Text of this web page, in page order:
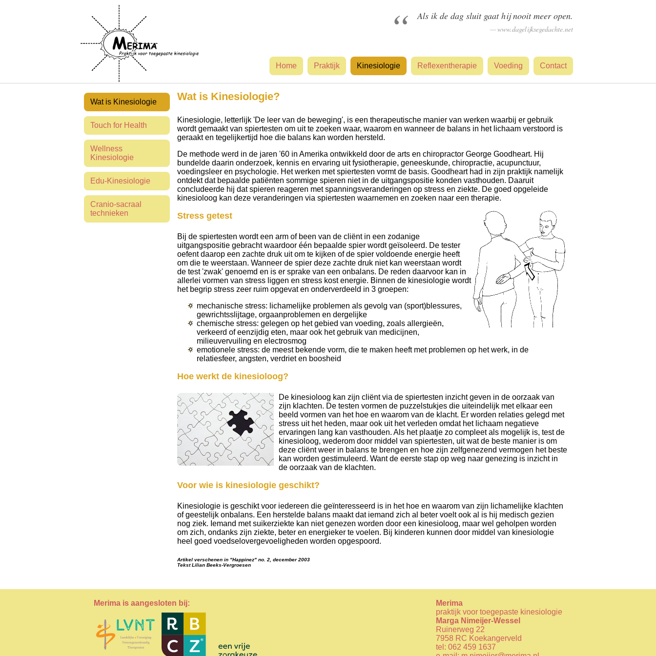
Als ik de dag sluit gaat hij nooit meer open.
www.dagelijksegedachte.net
Home Praktijk Kinesiologie Reflexentherapie Voeding Contact
Wat is Kinesiologie
Touch for Health
Wellness
Kinesiologie
Edu-Kinesiologie
Cranio-sacraal
technieken
Wat is Kinesiologie?
Kinesiologie, letterlijk 'De leer van de beweging', is een therapeutische manier van werken waarbij er gebruik
wordt gemaakt van spiertesten om uit te zoeken waar, waarom en wanneer de balans in het lichaam verstoord is
geraakt en tegelijkertijd hoe die balans kan worden hersteld.
De methode werd in de jaren '60 in Amerika ontwikkeld door de arts en chiropractor George Goodheart. Hij
bundelde daarin onderzoek, kennis en ervaring uit fysiotherapie, geneeskunde, chiropractie, acupunctuur,
voedingsleer en psychologie. Het werken met spiertesten vormt de basis. Goodheart had in zijn praktijk namelijk
ontdekt dat bepaalde patiënten sommige spieren niet in de uitgangspositie konden vasthouden. Daaruit
concludeerde hij dat spieren reageren met spanningsveranderingen op stress en ziekte. De goed opgeleide
kinesioloog kan deze veranderingen via spiertesten waarnemen en zoeken naar een therapie.
Stress getest
Bij de spiertesten wordt een arm of been van de cliënt in een zodanige
uitgangspositie gebracht waardoor één bepaalde spier wordt geïsoleerd. De tester
oefent daarop een zachte druk uit om te kijken of de spier voldoende energie heeft
om die te weerstaan. Wanneer de spier deze zachte druk niet kan weerstaan wordt
de test 'zwak' genoemd en is er sprake van een onbalans. De reden daarvoor kan in
allerlei vormen van stress liggen en stress kost energie. Binnen de kinesiologie wordt
het begrip stress zeer ruim opgevat en onderverdeeld in 3 groepen:
mechanische stress: lichamelijke problemen als gevolg van (sport)blessures,
gewrichtsslijtage, orgaanproblemen en dergelijke
chemische stress: gelegen op het gebied van voeding, zoals allergieën,
verkeerd of eenzijdig eten, maar ook het gebruik van medicijnen,
milieuvervuiling en electrosmog
emotionele stress: de meest bekende vorm, die te maken heeft met problemen op het werk, in de
relatiesfeer, angsten, verdriet en boosheid
Hoe werkt de kinesioloog?
De kinesioloog kan zijn cliënt via de spiertesten inzicht geven in de oorzaak van
zijn klachten. De testen vormen de puzzelstukjes die uiteindelijk met elkaar een
beeld vormen van het hoe en waarom van de klacht. Er worden relaties gelegd met
stress uit het heden, maar ook uit het verleden omdat het lichaam negatieve
ervaringen lang kan vasthouden. Als het plaatje zo compleet als mogelijk is, test de
kinesioloog, wederom door middel van spiertesten, uit wat de beste manier is om
deze cliënt weer in balans te brengen en hoe zijn zelfgenezend vermogen het beste
kan worden gestimuleerd. Want de eerste stap op weg naar genezing is inzicht in
de oorzaak van de klachten.
Voor wie is kinesiologie geschikt?
Kinesiologie is geschikt voor iedereen die geïnteresseerd is in het hoe en waarom van zijn lichamelijke klachten
of geestelijk onbalans. Een herstelde balans maakt dat iemand zich al beter voelt ook al is hij medisch gezien
nog ziek. Iemand met suikerziekte kan niet genezen worden door een kinesioloog, maar wel geholpen worden
om zich, ondanks zijn ziekte, beter en energieker te voelen. Bij kinderen kunnen door middel van kinesiologie
heel goed voedselovergevoeligheden worden opgespoord.
Artikel verschenen in "Happinez" no. 2, december 2003
Tekst Lilian Beeks-Vergroesen
Merima is aangesloten bij:
Merima
praktijk voor toegepaste kinesiologie
Marga Nimeijer-Wessel
Ruinerweg 22
7958 RC Koekangerveld
tel: 062 459 1637